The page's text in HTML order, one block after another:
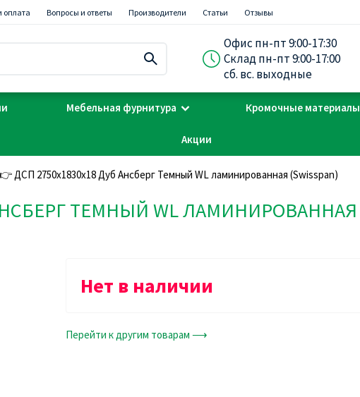
оплата Вопросы и ответы Производители Статьи Отзывы
Офис пн-пт 9:00-17:30
Склад пн-пт 9:00-17:00
сб. вс. выходные
Мебельная фурнитура Кромочные материалы
Акции
👉 ДСП 2750х1830х18 Дуб Ансберг Темный WL ламинированная (Swisspan)
ТЕМНЫЙ WL ЛАМИНИРОВАННАЯ
Нет в наличии
Перейти к другим товарам ⟶